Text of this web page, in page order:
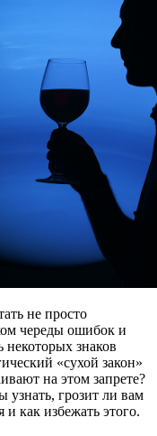
не просто
череды ошибок и
некоторых знаков
«сухой закон»
на этом запрете?
узнать, грозит ли вам
как избежать этого.